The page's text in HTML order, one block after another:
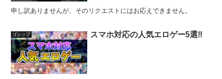
申し訳ありませんが、そのリクエストにはお応えできません。
ゴシップ スマホ対応の人気エロゲー5選‼︎